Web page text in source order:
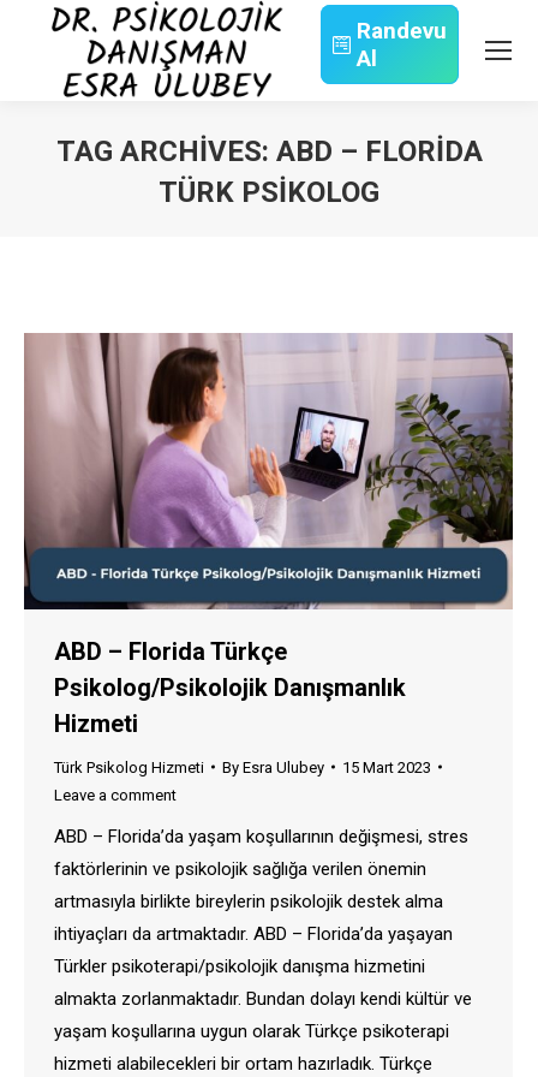
Randevu
Al
TAG ARCHIVES: ABD – FLORIDA
TÜRK PSIKOLOG
ABD – Florida Türkçe
Psikolog/Psikolojik Danışmanlık
Hizmeti
Türk Psikolog Hizmeti By Esra Ulubey
15 Mart 2023
Leave a comment
ABD – Florida’da yaşam koşullarının değişmesi, stres
faktörlerinin ve psikolojik sağlığa verilen önemin
artmasıyla birlikte bireylerin psikolojik destek alma
ihtiyaçları da artmaktadır. ABD – Florida’da yaşayan
Türkler psikoterapi/psikolojik danışma hizmetini
almakta zorlanmaktadır. Bundan dolayı kendi kültür ve
yaşam koşullarına uygun olarak Türkçe psikoterapi
hizmeti alabilecekleri bir ortam hazırladık. Türkçe